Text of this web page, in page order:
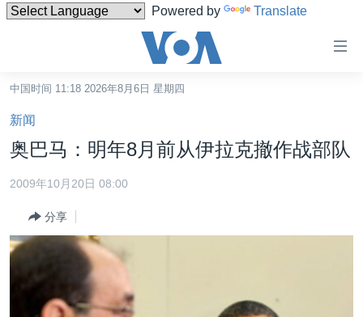
Powered by Translate
碍
链
接
跳
转
容
跳
中国
港澳
国际
最新国际新闻
印太
分类新闻
经济·金融·贸易
美中关系
中国时间 11:18 2026年8月6日 星期四
新闻
奥巴马：明年8月前从伊拉克撤作战部队
2009年10月20日 08:00
分享